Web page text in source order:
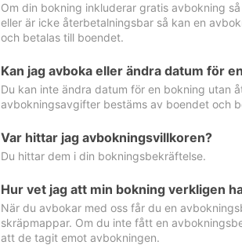
Om din bokning inkluderar gratis avbokning
eller är icke återbetalningsbar så kan en
och betalas till boendet.
Kan jag avboka eller ändra datum för
Du kan inte ändra datum för en bokning utan
avbokningsavgifter bestäms av boendet och
Var hittar jag avbokningsvillkoren?
Du hittar dem i din bokningsbekräftelse.
Hur vet jag att min bokning verkligen
När du avbokar med oss får du en
skräpmappar. Om du inte fått en
att de tagit emot avbokningen.